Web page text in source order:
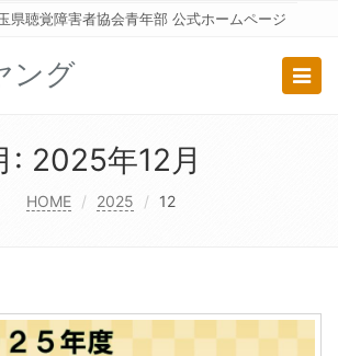
県聴覚障害者協会青年部 公式ホームページ
ング
: 2025年12月
HOME 2025 12